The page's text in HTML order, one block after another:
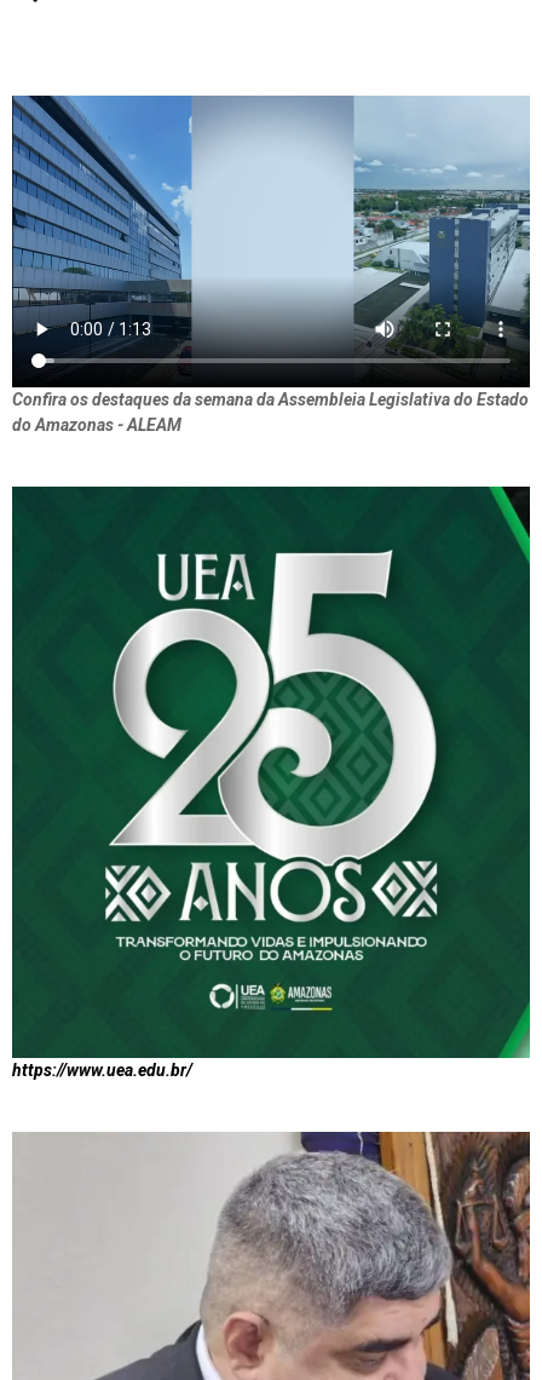
Confira os destaques da semana da Assembleia Legislativa do Estado
do Amazonas - ALEAM
https://www.uea.edu.br/